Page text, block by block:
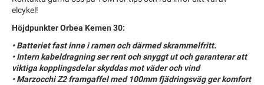
elcykel!
Höjdpunkter Orbea Kemen 30:
• Batteriet fast inne i ramen och därmed skrammelfritt.
• Intern kabeldragning ser rent och snyggt ut och garanterar att
viktiga kopplingsdelar skyddas mot väder och vind
• Marzocchi Z2 framgaffel med 100mm fjädringsväg ger komfort